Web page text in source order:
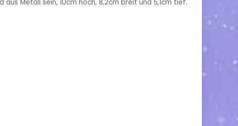
Metall sein, 10cm hoch, 8,2cm breit und 5,1cm tief.